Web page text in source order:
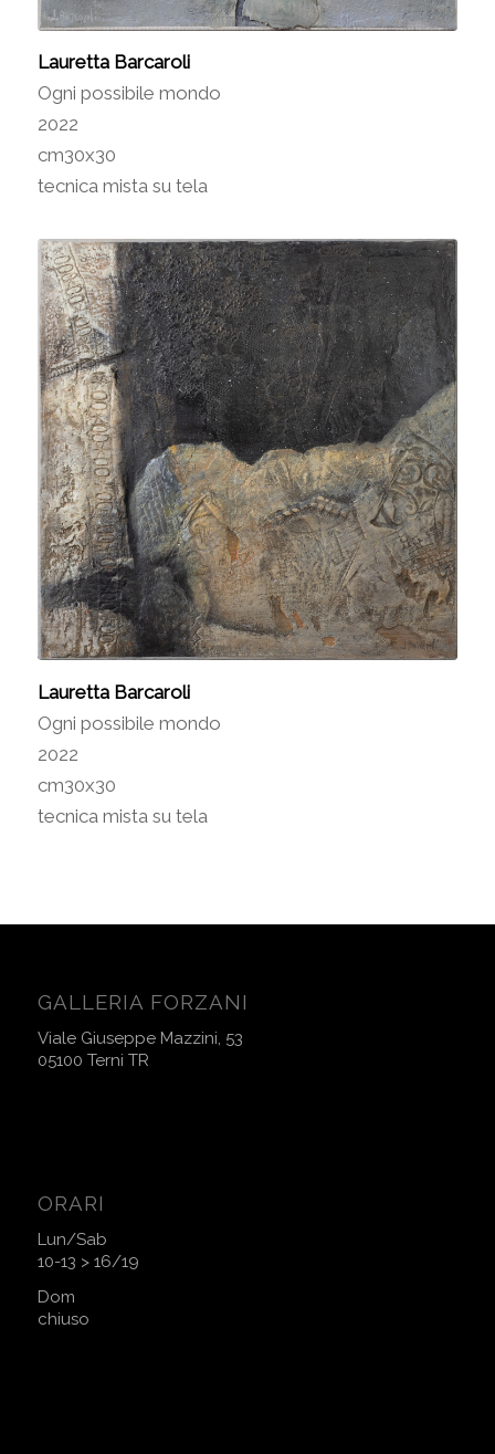
Lauretta Barcaroli
Ogni possibile mondo
2022
cm30x30
tecnica mista su tela
Lauretta Barcaroli
Ogni possibile mondo
2022
cm30x30
tecnica mista su tela
GALLERIA FORZANI
Viale Giuseppe Mazzini, 53
05100 Terni TR
ORARI
Lun/Sab
10-13 > 16/19
Dom
chiuso